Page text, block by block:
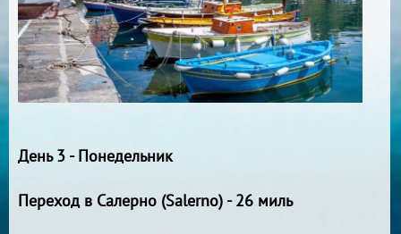
День 3 - Понедельник
Переход в Салерно (Salerno) - 26 миль